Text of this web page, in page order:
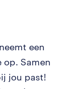
een
op. Samen
jou past!